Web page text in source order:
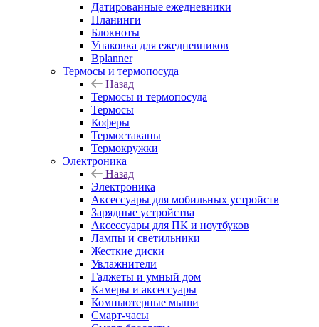
Датированные ежедневники
Планинги
Блокноты
Упаковка для ежедневников
Bplanner
Термосы и термопосуда
Назад
Термосы и термопосуда
Термосы
Коферы
Термостаканы
Термокружки
Электроника
Назад
Электроника
Аксессуары для мобильных устройств
Зарядные устройства
Аксессуары для ПК и ноутбуков
Лампы и светильники
Жесткие диски
Увлажнители
Гаджеты и умный дом
Камеры и аксессуары
Компьютерные мыши
Смарт-часы